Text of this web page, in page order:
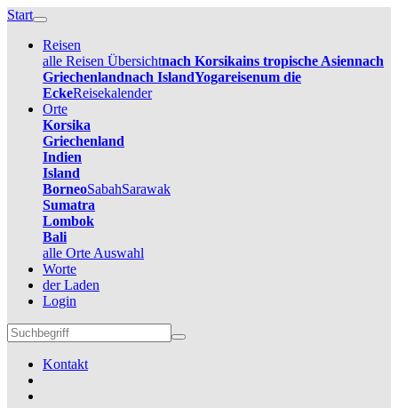
Start
Reisen
alle Reisen Übersichtnach Korsikains tropische Asiennach
Griechenlandnach IslandYogareisenum die
EckeReisekalender
Orte
Korsika
Griechenland
Indien
Island
BorneoSabahSarawak
Sumatra
Lombok
Bali
alle Orte Auswahl
Worte
der Laden
Login
Kontakt